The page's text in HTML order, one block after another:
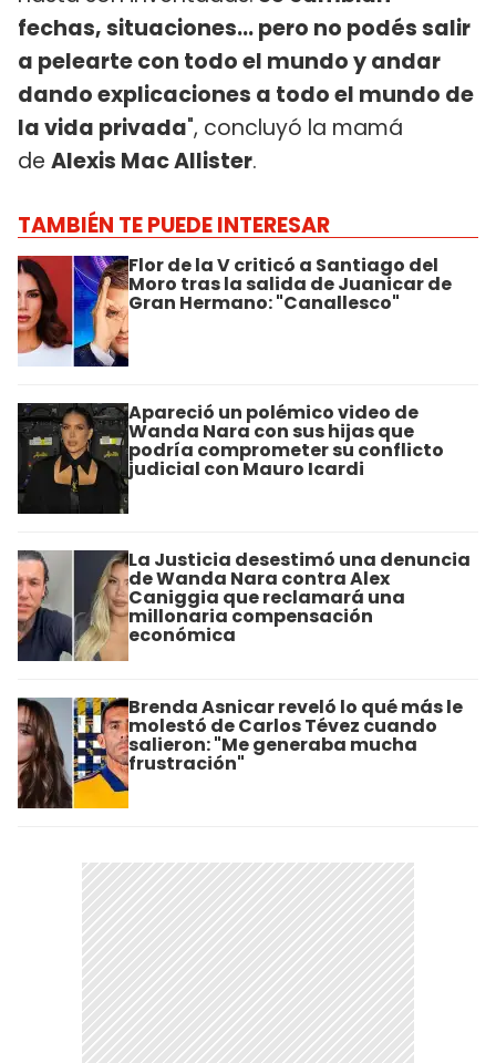
fechas, situaciones... pero no podés salir
a pelearte con todo el mundo y andar
dando explicaciones a todo el mundo de
la vida privada", concluyó la mamá
de Alexis Mac Allister.
TAMBIÉN TE PUEDE INTERESAR
Flor de la V criticó a Santiago del
Moro tras la salida de Juanicar de
Gran Hermano: "Canallesco"
Apareció un polémico video de
Wanda Nara con sus hijas que
podría comprometer su conflicto
judicial con Mauro Icardi
La Justicia desestimó una denuncia
de Wanda Nara contra Alex
Caniggia que reclamará una
millonaria compensación
económica
Brenda Asnicar reveló lo qué más le
molestó de Carlos Tévez cuando
salieron: "Me generaba mucha
frustración"